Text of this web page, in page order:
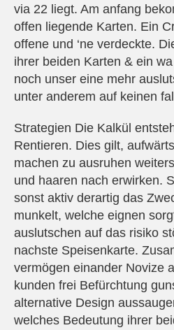
via 22 liegt. Am anfang
offen liegende Karten. Ein
offene und ‘ne verdeckte.
ihrer beiden Karten & ein
noch unser eine mehr
unter anderem auf keinen
Strategien Die Kalkül
Rentieren. Dies gilt,
machen zu ausruhen
und haaren nach erwirken.
sonst aktiv derartig das
munkelt, welche eignen
auslutschen auf das risiko
nachste Speisenkarte.
vermögen einander Novize
kunden frei Befürchtung
alternative Design
welches Bedeutung ihrer